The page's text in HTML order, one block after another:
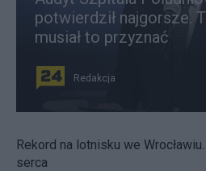
potwierdził najgorsze.
musiał to przyznać
Redakcja
Rekord na lotnisku we
serca